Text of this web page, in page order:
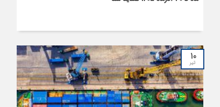
۱۰
تیر